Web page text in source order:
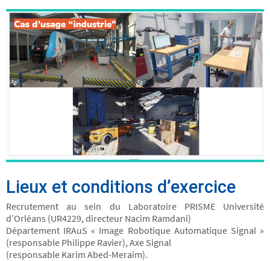
Lieux et conditions d’exercice
Recrutement au sein du Laboratoire PRISME Université
d’Orléans (UR4229, directeur Nacim Ramdani)
Département IRAuS « Image Robotique Automatique Signal »
(responsable Philippe Ravier), Axe Signal
(responsable Karim Abed-Meraim).